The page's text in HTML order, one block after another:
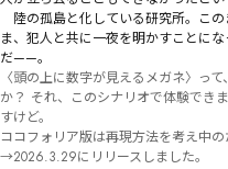
陸の孤島と化している研究所。こ
ま、犯人と共に一夜を明かすことに
だ——。
〈頭の上に数字が見えるメガネ〉っ
か？ それ、このシナリオで体験でき
すけど。
ココフォリア版は再現方法を考え中の
→2026.3.29にリリースしました。